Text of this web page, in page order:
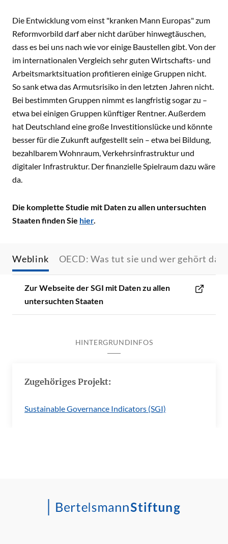
Die Entwicklung vom einst "kranken Mann Europas" zum
Reformvorbild darf aber nicht darüber hinwegtäuschen,
dass es bei uns nach wie vor einige Baustellen gibt. Von der
im internationalen Vergleich sehr guten Wirtschafts- und
Arbeitsmarktsituation profitieren einige Gruppen nicht.
So sank etwa das Armutsrisiko in den letzten Jahren nicht.
Bei bestimmten Gruppen nimmt es langfristig sogar zu –
etwa bei einigen Gruppen künftiger Rentner. Außerdem
hat Deutschland eine große Investitionslücke und könnte
besser für die Zukunft aufgestellt sein – etwa bei Bildung,
bezahlbarem Wohnraum, Verkehrsinfrastruktur und
digitaler Infrastruktur. Der finanzielle Spielraum dazu wäre
da.
Die komplette Studie mit Daten zu allen untersuchten
Staaten finden Sie hier.
Weblink OECD: Was tut sie und wer gehört
Zur Webseite der SGI mit Daten zu allen
untersuchten Staaten
HINTERGRUNDINFOS
Zugehöriges Projekt:
Sustainable Governance Indicators (SGI)